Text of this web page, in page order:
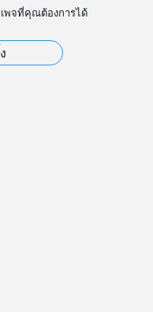
เพจที่คุณต้องการได้